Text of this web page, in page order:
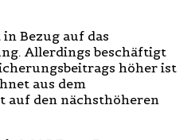
Bezug auf das
Allerdings beschäftigt
höher ist
aus dem
auf den nächsthöheren